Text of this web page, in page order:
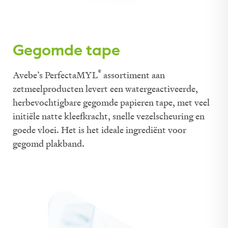
Gegomde tape
Avebe’s PerfectaMYL® assortiment aan
zetmeelproducten levert een watergeactiveerde,
herbevochtigbare gegomde papieren tape, met veel
initiële natte kleefkracht, snelle vezelscheuring en
goede vloei. Het is het ideale ingrediënt voor
gegomd plakband.